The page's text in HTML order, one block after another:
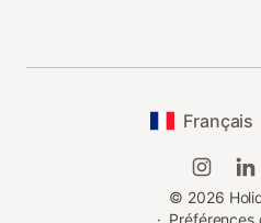
Français
© 2026
· Préférences